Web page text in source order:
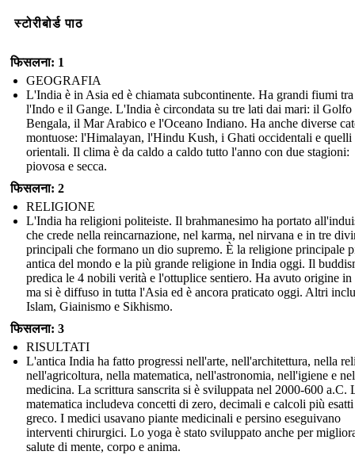
स्टोरीबोर्ड पाठ
फिसलना: 1
GEOGRAFIA
L'India è in Asia ed è chiamata subcontinente. Ha grandi fiumi
l'Indo e il Gange. L'India è circondata su tre lati dai mari: il Golfo
Bengala, il Mar Arabico e l'Oceano Indiano. Ha anche diverse
montuose: l'Himalayan, l'Hindu Kush, i Ghati occidentali e quelli
orientali. Il clima è da caldo a caldo tutto l'anno con due stagioni:
piovosa e secca.
फिसलना: 2
RELIGIONE
L'India ha religioni politeiste. Il brahmanesimo ha portato
che crede nella reincarnazione, nel karma, nel nirvana e in tre
principali che formano un dio supremo. È la religione principale
antica del mondo e la più grande religione in India oggi. Il
predica le 4 nobili verità e l'ottuplice sentiero. Ha avuto origine in
ma si è diffuso in tutta l'Asia ed è ancora praticato oggi. Altri
Islam, Giainismo e Sikhismo.
फिसलना: 3
RISULTATI
L'antica India ha fatto progressi nell'arte, nell'architettura, nella
nell'agricoltura, nella matematica, nell'astronomia, nell'igiene e
medicina. La scrittura sanscrita si è sviluppata nel 2000-600 a.C.
matematica includeva concetti di zero, decimali e calcoli più
greco. I medici usavano piante medicinali e persino eseguivano
interventi chirurgici. Lo yoga è stato sviluppato anche per
salute di mente, corpo e anima.